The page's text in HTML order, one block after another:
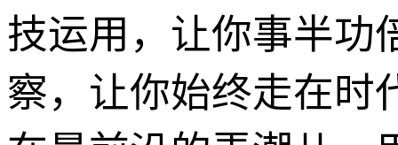
技运用，让你事半功
察，让你始终走在时